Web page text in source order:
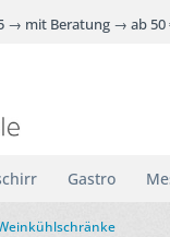
→ mit Beratung → ab
Gastro